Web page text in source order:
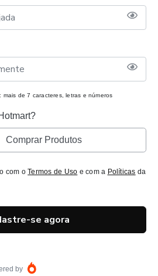
mais de 7 caracteres, letras e números
Comprar Produtos
com oTermos de Uso e com a Políticas da
se agora
by